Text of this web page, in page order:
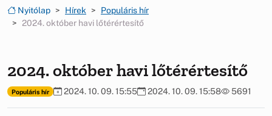
Nyitólap Hírek
Populáris hír
2024. október havi lőtérértesítő
2024. október havi lőtérértesítő
Populáris hír 2024. 10. 09. 15:55 2024. 10. 09. 15:58 5691